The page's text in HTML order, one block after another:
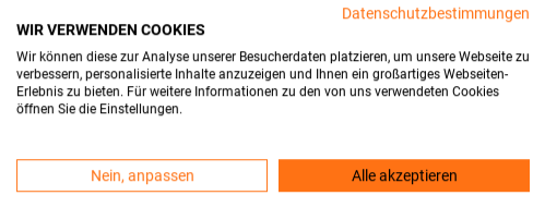
Datenschutzbestimmungen
WIR VERWENDEN COOKIES
Wir können diese zur Analyse unserer Besucherdaten platzieren, um unsere Webseite zu
verbessern, personalisierte Inhalte anzuzeigen und Ihnen ein großartiges Webseiten-
Erlebnis zu bieten. Für weitere Informationen zu den von uns verwendeten Cookies
öffnen Sie die Einstellungen.
Nein, anpassen Alle akzeptieren